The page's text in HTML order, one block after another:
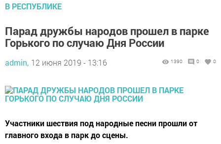
В РЕСПУБЛИКЕ
Парад дружбы народов прошел в парке
Горького по случаю Дня России
admin, 12 июня 2019 - 13:16 1390 0 0
Участники шествия под народные песни прошли от
главного входа в парк до сцены.